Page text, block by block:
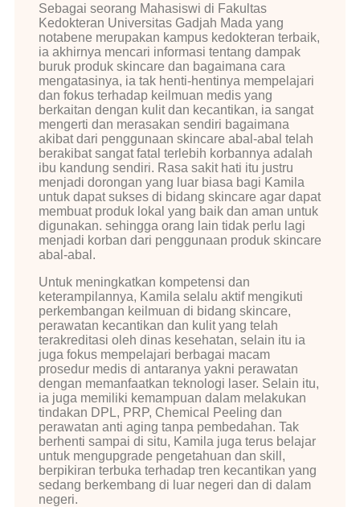
Sebagai seorang Mahasiswi di Fakultas
Kedokteran Universitas Gadjah Mada yang
notabene merupakan kampus kedokteran terbaik,
ia akhirnya mencari informasi tentang dampak
buruk produk skincare dan bagaimana cara
mengatasinya, ia tak henti-hentinya mempelajari
dan fokus terhadap keilmuan medis yang
berkaitan dengan kulit dan kecantikan, ia sangat
mengerti dan merasakan sendiri bagaimana
akibat dari penggunaan skincare abal-abal telah
berakibat sangat fatal terlebih korbannya adalah
ibu kandung sendiri. Rasa sakit hati itu justru
menjadi dorongan yang luar biasa bagi Kamila
untuk dapat sukses di bidang skincare agar dapat
membuat produk lokal yang baik dan aman untuk
digunakan. sehingga orang lain tidak perlu lagi
menjadi korban dari penggunaan produk skincare
abal-abal.
Untuk meningkatkan kompetensi dan
keterampilannya, Kamila selalu aktif mengikuti
perkembangan keilmuan di bidang skincare,
perawatan kecantikan dan kulit yang telah
terakreditasi oleh dinas kesehatan, selain itu ia
juga fokus mempelajari berbagai macam
prosedur medis di antaranya yakni perawatan
dengan memanfaatkan teknologi laser. Selain itu,
ia juga memiliki kemampuan dalam melakukan
tindakan DPL, PRP, Chemical Peeling dan
perawatan anti aging tanpa pembedahan. Tak
berhenti sampai di situ, Kamila juga terus belajar
untuk mengupgrade pengetahuan dan skill,
berpikiran terbuka terhadap tren kecantikan yang
sedang berkembang di luar negeri dan di dalam
negeri.